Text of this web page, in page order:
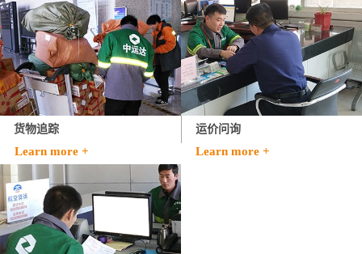
货物追踪
Learn more +
运价问询
Learn more +